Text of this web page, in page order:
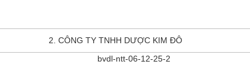
2. CÔNG TY TNHH DƯỢC KIM ĐÔ